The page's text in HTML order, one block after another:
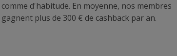
comme d'habitude. En moyenne, nos membres
gagnent plus de 300 € de cashback par an.